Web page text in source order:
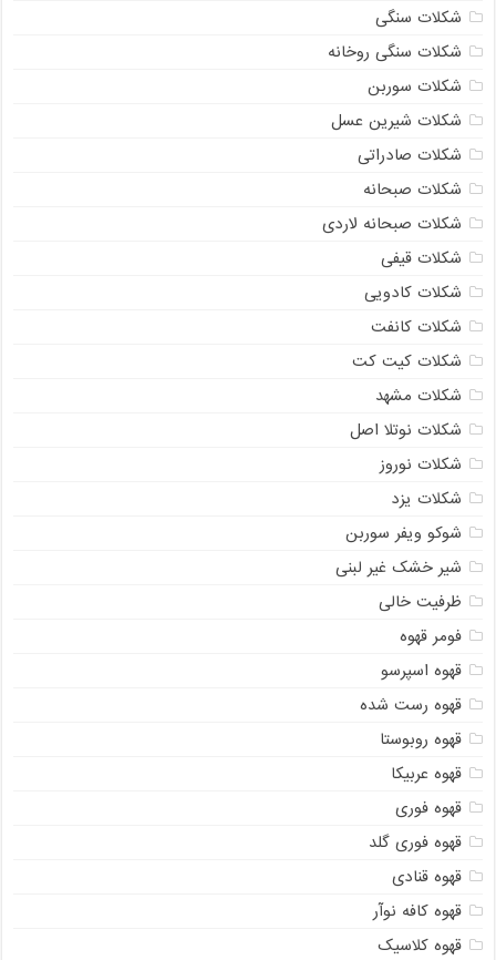
شکلات سنگی
شکلات سنگی روخانه
شکلات سوربن
شکلات شیرین عسل
شکلات صادراتی
شکلات صبحانه
شکلات صبحانه لاردی
شکلات قیفی
شکلات کادویی
شکلات کانفت
شکلات کیت کت
شکلات مشهد
شکلات نوتلا اصل
شکلات نوروز
شکلات یزد
شوکو ویفر سوربن
شیر خشک غیر لبنی
ظرفیت خالی
فومر قهوه
قهوه اسپرسو
قهوه رست شده
قهوه روبوستا
قهوه عربیکا
قهوه فوری
قهوه فوری گلد
قهوه قنادی
قهوه کافه نوآر
قهوه کلاسیک